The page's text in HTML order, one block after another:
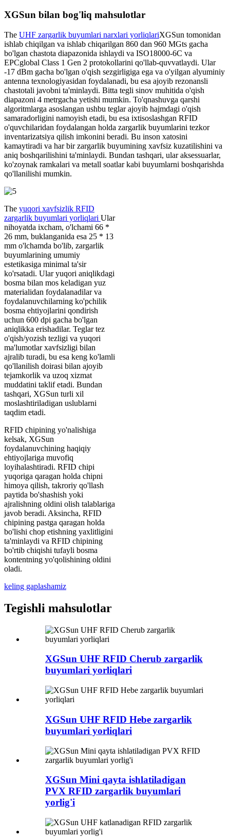
XGSun bilan bog'liq mahsulotlar
The UHF zargarlik buyumlari narxlari yorliqlariXGSun tomonidan
ishlab chiqilgan va ishlab chiqarilgan 860 dan 960 MGts gacha
bo'lgan chastota diapazonida ishlaydi va ISO18000-6C va
EPCglobal Class 1 Gen 2 protokollarini qo'llab-quvvatlaydi. Ular
-17 dBm gacha bo'lgan o'qish sezgirligiga ega va o'yilgan alyuminiy
antenna texnologiyasidan foydalanadi, bu esa ajoyib rezonansli
chastotali javobni ta'minlaydi. Bitta tegli sinov muhitida o'qish
diapazoni 4 metrgacha yetishi mumkin. To'qnashuvga qarshi
algoritmlarga asoslangan ushbu teglar ajoyib hajmdagi o'qish
samaradorligini namoyish etadi, bu esa ixtisoslashgan RFID
o'quvchilaridan foydalangan holda zargarlik buyumlarini tezkor
inventarizatsiya qilish imkonini beradi. Bu inson xatosini
kamaytiradi va har bir zargarlik buyumining xavfsiz kuzatilishini va
aniq boshqarilishini ta'minlaydi. Bundan tashqari, ular aksessuarlar,
ko'zoynak ramkalari va metall soatlar kabi buyumlarni boshqarishda
qo'llanilishi mumkin.
The yuqori xavfsizlik RFID
zargarlik buyumlari yorliqlari Ular
nihoyatda ixcham, o'lchami 66 *
26 mm, buklanganida esa 25 * 13
mm o'lchamda bo'lib, zargarlik
buyumlarining umumiy
estetikasiga minimal ta'sir
ko'rsatadi. Ular yuqori aniqlikdagi
bosma bilan mos keladigan yuz
materialidan foydalanadilar va
foydalanuvchilarning ko'pchilik
bosma ehtiyojlarini qondirish
uchun 600 dpi gacha bo'lgan
aniqlikka erishadilar. Teglar tez
o'qish/yozish tezligi va yuqori
ma'lumotlar xavfsizligi bilan
ajralib turadi, bu esa keng ko'lamli
qo'llanilish doirasi bilan ajoyib
tejamkorlik va uzoq xizmat
muddatini taklif etadi. Bundan
tashqari, XGSun turli xil
moslashtiriladigan uslublarni
taqdim etadi.
RFID chipining yo'nalishiga
kelsak, XGSun
foydalanuvchining haqiqiy
ehtiyojlariga muvofiq
loyihalashtiradi. RFID chipi
yuqoriga qaragan holda chipni
himoya qilish, takroriy qo'llash
paytida bo'shashish yoki
ajralishning oldini olish talablariga
javob beradi. Aksincha, RFID
chipining pastga qaragan holda
bo'lishi chop etishning yaxlitligini
ta'minlaydi va RFID chipining
bo'rtib chiqishi tufayli bosma
kontentning yo'qolishining oldini
oladi.
keling gaplashamiz
Tegishli mahsulotlar
XGSun UHF RFID Cherub zargarlik
buyumlari yorliqlari
XGSun UHF RFID Hebe zargarlik
buyumlari yorliqlari
XGSun Mini qayta ishlatiladigan
PVX RFID zargarlik buyumlari
yorlig'i